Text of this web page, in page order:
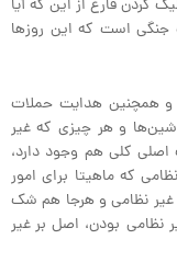
فارغ از این که آیا
است که این روزها
و همچنین هدایت حملات
و هر چیزی که غیر
کلی هم وجود دارد،
که ماهیتا برای امور
غیر نظامی و هرجا هم شک
نظامی بودن، اصل بر غیر